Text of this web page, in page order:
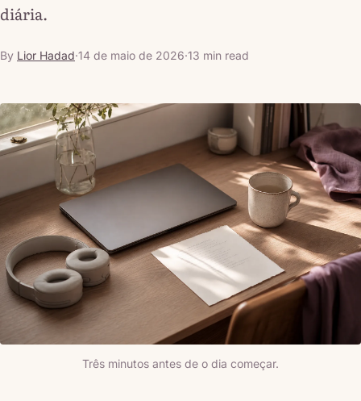
diária.
By Lior Hadad·14 de maio de 2026·13 min read
Três minutos antes de o dia começar.